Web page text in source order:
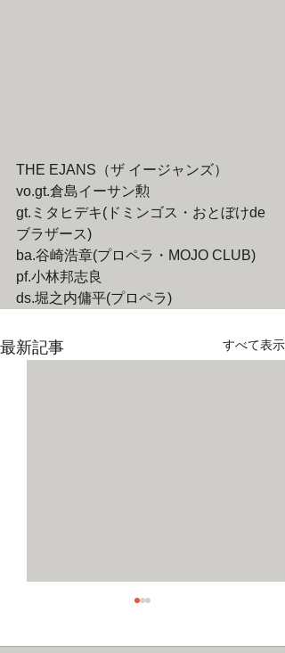
THE EJANS（ザ イージャンズ）
vo.gt.倉島イーサン勲
gt.ミタヒデキ(ドミンゴス・おとぼけde
ブラザース)
ba.谷崎浩章(プロペラ・MOJO CLUB)
pf.小林邦志良
ds.堀之内傭平(プロペラ)
最新記事 すべて表示